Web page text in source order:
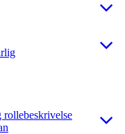
rollebeskrivelse